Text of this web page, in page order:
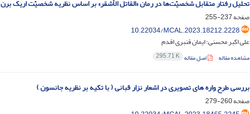
تحلیل رفتار متقابل شخصیّت‌ها در رمان «القاتل الأشقر» بر اساس نظریه شخصیّت اریک برن
صفحه237-255
10.22034/MCAL.2023.18212.2228
علی اکبر محسنی؛ ایمان قنبری اقدم
مشاهده مقاله اصل مقاله 295.71 K
بررسی طرح واره های تصویری در اشعار نزار قبانی ( با تکیه بر نظریه جانسون )
صفحه260-279